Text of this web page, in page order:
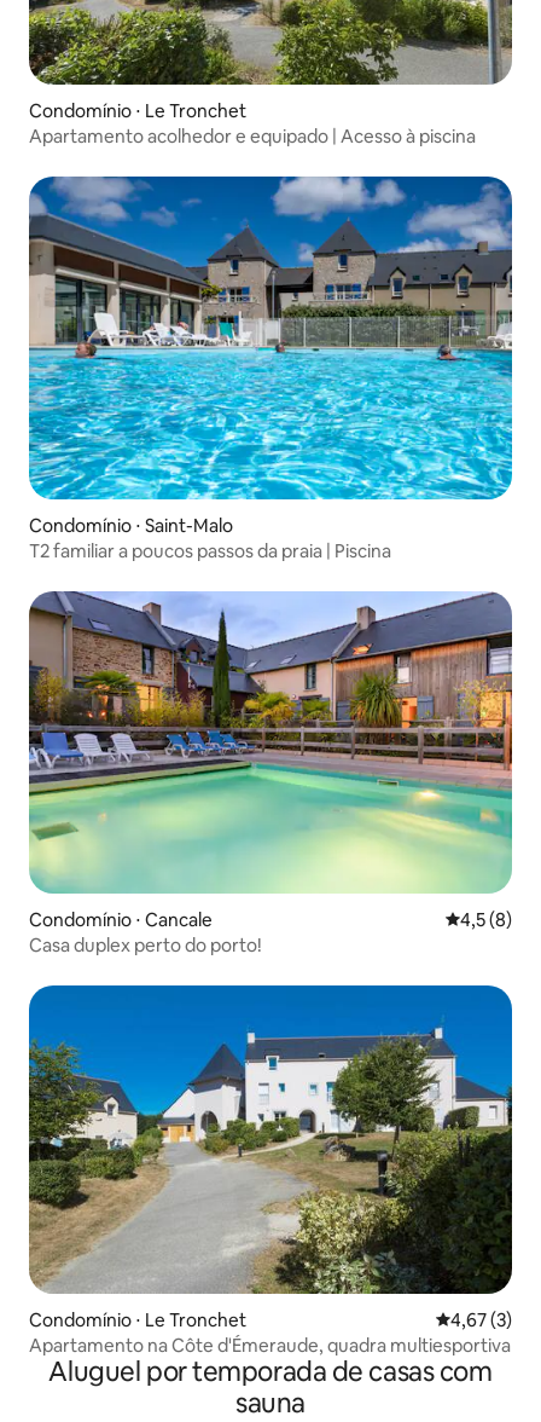
Condomínio ⋅ Le Tronchet
Apartamento acolhedor e equipado | Acesso à piscina
Condomínio ⋅ Saint-Malo
T2 familiar a poucos passos da praia | Piscina
Condomínio ⋅ Cancale 4,5 de
4,5 (8)
Casa duplex perto do porto!
Condomínio ⋅ Le Tronchet 4,67 de
4,67 (3)
Apartamento na Côte d'Émeraude, quadra multiesportiva
Aluguel por temporada de casas com
sauna